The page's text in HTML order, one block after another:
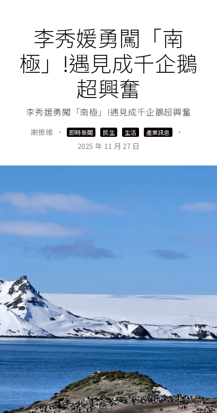
李秀媛勇闖「南
極」!遇見成千企鵝
超興奮
李秀媛勇闖「南極」!遇見成千企鵝超興奮
謝振維 · 即時新聞 民生 生活 產業訊息
·
2025 年 11 月 27 日